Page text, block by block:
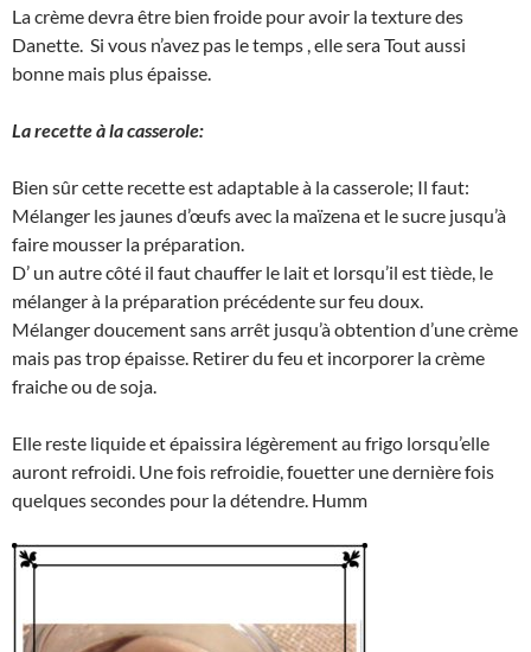
La crème devra être bien froide pour avoir la texture des
Danette. Si vous n’avez pas le temps , elle sera Tout aussi
bonne mais plus épaisse.
La recette à la casserole:
Bien sûr cette recette est adaptable à la casserole; Il faut:
Mélanger les jaunes d’œufs avec la maïzena et le sucre jusqu’à
faire mousser la préparation.
D’ un autre côté il faut chauffer le lait et lorsqu’il est tiède, le
mélanger à la préparation précédente sur feu doux.
Mélanger doucement sans arrêt jusqu’à obtention d’une crème
mais pas trop épaisse. Retirer du feu et incorporer la crème
fraiche ou de soja.
Elle reste liquide et épaissira légèrement au frigo lorsqu’elle
auront refroidi. Une fois refroidie, fouetter une dernière fois
quelques secondes pour la détendre. Humm